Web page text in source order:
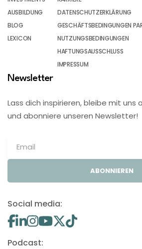
AUSBILDUNG
BLOG
LEXICON
DATENSCHUTZERKLÄRUNG
GESCHÄFTSBEDINGUNGEN
NUTZUNGSBEDINGUNGEN
HAFTUNGSAUSSCHLUSS
IMPRESSUM
Newsletter
Lass dich inspirieren, bleibe mit uns
und abonniere unseren Newsletter!
ABONNIEREN
Social media:
Podcast: